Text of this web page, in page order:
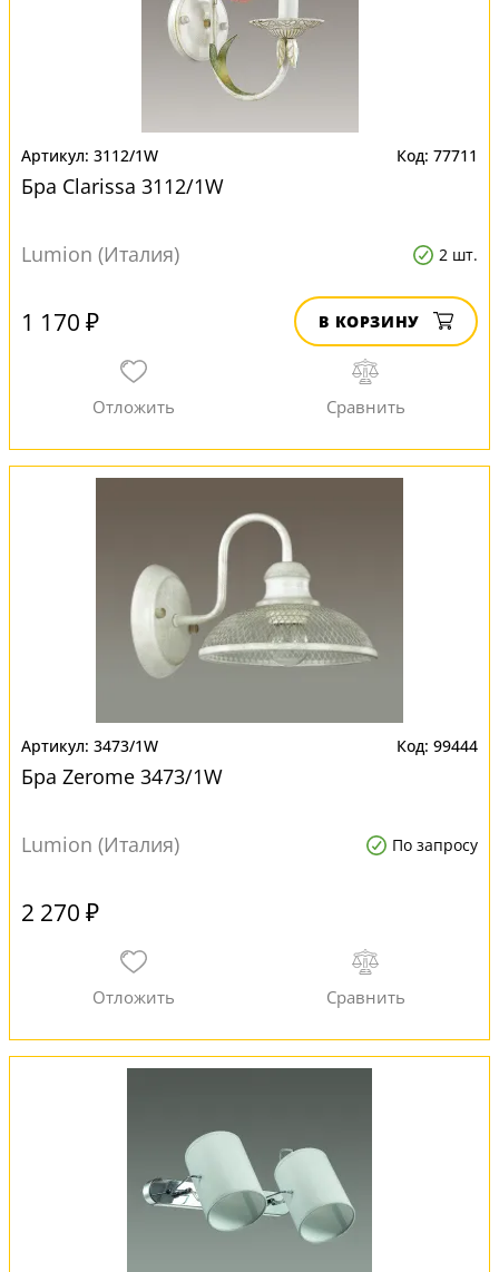
3112/1W 77711
Бра Clarissa 3112/1W
Lumion (Италия) 2 шт.
1 170 ₽ В КОРЗИНУ
3473/1W 99444
Бра Zerome 3473/1W
Lumion (Италия) По запросу
2 270 ₽